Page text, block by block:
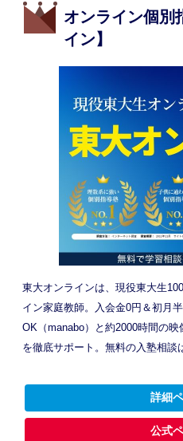
オンライン個別
イン】
東大オンラインは、現役東大生
イン家庭教師。入会金0円＆初月
OK（manabo）と約2000時間の
を徹底サポート。無料の入塾相談
詳細
公式